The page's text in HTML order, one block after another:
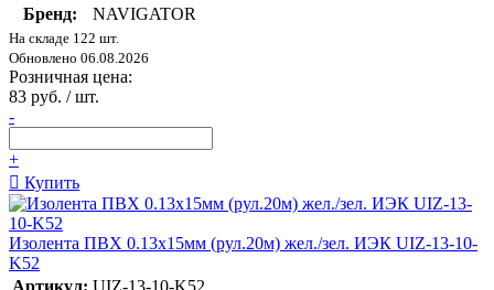
Бренд:
NAVIGATOR
На складе 122 шт.
Обновлено 06.08.2026
Розничная цена:
83 руб. / шт.
-
+
Купить
Изолента ПВХ 0.13х15мм (рул.20м) жел./зел. ИЭК UIZ-13-10-
K52
Артикул: UIZ-13-10-K52